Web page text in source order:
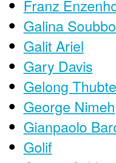
Franz
Galina
Galit Ariel
Gary Davis
Gelong
George Nimeh
Gianpaolo
Golif